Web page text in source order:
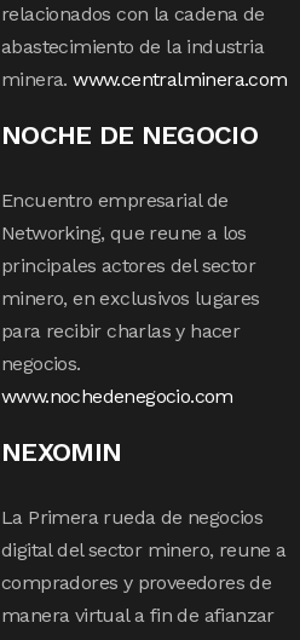
relacionados con la cadena de
abastecimiento de la industria
minera.www.centralminera.com
NOCHE DE NEGOCIO
Encuentro empresarial de
Networking, que reune a los
principales actores del sector
minero, en exclusivos lugares
para recibir charlas y hacer
negocios.
www.nochedenegocio.com
NEXOMIN
La Primera rueda de negocios
digital del sector minero, reune a
compradores y proveedores de
manera virtual a fin de afianzar